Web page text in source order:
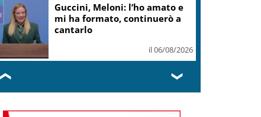
Guccini, Meloni: l’ho amato e
mi ha formato, continuerò a
cantarlo
il 06/08/2026
❮ ❯